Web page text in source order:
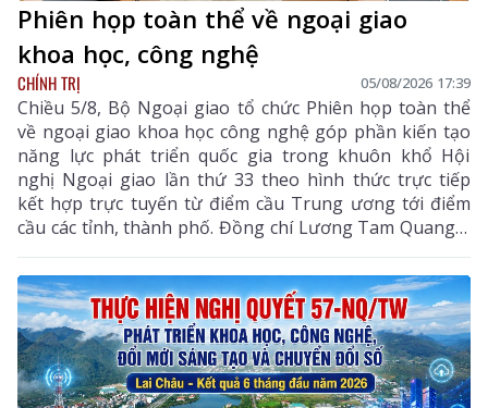
Phiên họp toàn thể về ngoại giao
khoa học, công nghệ
CHÍNH TRỊ 05/08/2026 17:39
Chiều 5/8, Bộ Ngoại giao tổ chức Phiên họp toàn thể
về ngoại giao khoa học công nghệ góp phần kiến tạo
năng lực phát triển quốc gia trong khuôn khổ Hội
nghị Ngoại giao lần thứ 33 theo hình thức trực tiếp
kết hợp trực tuyến từ điểm cầu Trung ương tới điểm
cầu các tỉnh, thành phố. Đồng chí Lương Tam Quang –
Uỷ viên Bộ Chính trị, Bộ trưởng Bộ Công an, Phó
Trưởng ban Thường trực Ban Chỉ đạo Trung ương
thực hiện Nghị quyết số 57-NQ/TW của Bộ Chính trị
dự và chỉ đạo phiên họp. Dự phiên họp còn có đồng
chí Lê Hoài Trung - Ủy viên Bộ Chính trị, Bí thư Đảng
ủy, Bộ trưởng Bộ Ngoại giao; đại diện lãnh đạo các
ban, bộ, ngành Trung ương.